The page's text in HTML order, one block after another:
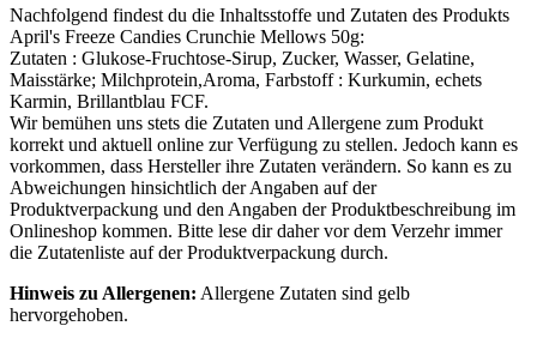
Nachfolgend findest du die Inhaltsstoffe und Zutaten des Produkts
April's Freeze Candies Crunchie Mellows 50g:
Zutaten : Glukose-Fruchtose-Sirup, Zucker, Wasser, Gelatine,
Maisstärke; Milchprotein,Aroma, Farbstoff : Kurkumin, echets
Karmin, Brillantblau FCF.
Wir bemühen uns stets die Zutaten und Allergene zum Produkt
korrekt und aktuell online zur Verfügung zu stellen. Jedoch kann es
vorkommen, dass Hersteller ihre Zutaten verändern. So kann es zu
Abweichungen hinsichtlich der Angaben auf der
Produktverpackung und den Angaben der Produktbeschreibung im
Onlineshop kommen. Bitte lese dir daher vor dem Verzehr immer
die Zutatenliste auf der Produktverpackung durch.
Hinweis zu Allergenen: Allergene Zutaten sind gelb
hervorgehoben.